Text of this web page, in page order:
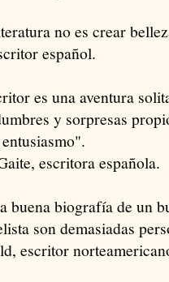
no es crear
español.
es una aventura
y sorpresas
escritora española.
buena biografía de un
son demasiadas
escritor